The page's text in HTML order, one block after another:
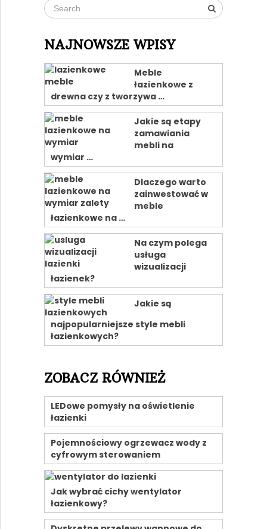
NAJNOWSZE WPISY
Meble
łazienkowe z
drewna czy z tworzywa …
Jakie są etapy
zamawiania
mebli na
wymiar …
Dlaczego warto
zainwestować w
meble
łazienkowe na …
Na czym polega
usługa
wizualizacji
łazienek?
Jakie są
najpopularniejsze style mebli
łazienkowych?
ZOBACZ RÓWNIEŻ
LEDowe pomysły na oświetlenie
łazienki
Pojemnościowy ogrzewacz wody z
cyfrowym sterowaniem
Jak wybrać cichy wentylator
łazienkowy?